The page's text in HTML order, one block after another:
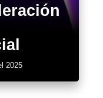
2025